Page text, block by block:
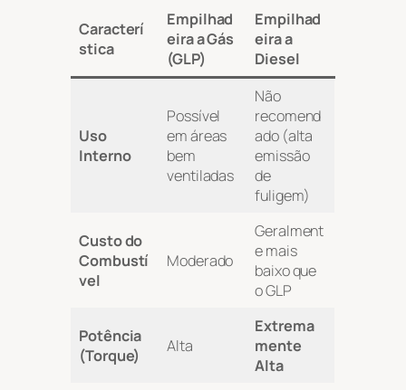
Caracterí
stica
Empilhad
eira a Gás
(GLP)
Empilhad
eira a
Diesel
Uso
Interno
Possível
em áreas
bem
ventiladas
Não
recomend
ado (alta
emissão
de
fuligem)
Custo do
Combustí
vel
Moderado
Geralment
e mais
baixo que
o GLP
Potência
(Torque)
Alta
Extrema
mente
Alta